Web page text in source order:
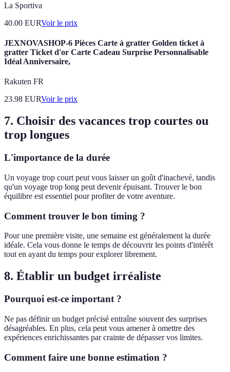
La Sportiva
40.00 EURVoir le prix
JEXNOVASHOP-6 Pièces Carte à gratter Golden ticket à
gratter Ticket d'or Carte Cadeau Surprise Personnalisable
Idéal Anniversaire,
Rakuten FR
23.98 EURVoir le prix
7. Choisir des vacances trop courtes ou
trop longues
L'importance de la durée
Un voyage trop court peut vous laisser un goût d'inachevé, tandis
qu'un voyage trop long peut devenir épuisant. Trouver le bon
équilibre est essentiel pour profiter de votre aventure.
Comment trouver le bon timing ?
Pour une première visite, une semaine est généralement la durée
idéale. Cela vous donne le temps de découvrir les points d'intérêt
tout en ayant du temps pour explorer librement.
8. Établir un budget irréaliste
Pourquoi est-ce important ?
Ne pas définir un budget précisé entraîne souvent des surprises
désagréables. En plus, cela peut vous amener à omettre des
expériences enrichissantes par crainte de dépasser vos limites.
Comment faire une bonne estimation ?